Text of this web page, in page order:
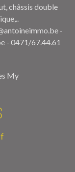
châssis double
-
- 0471/67.44.61
My